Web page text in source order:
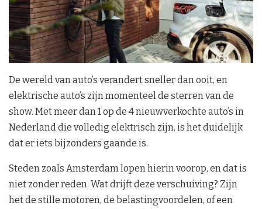
De wereld van auto’s verandert sneller dan ooit, en
elektrische auto’s zijn momenteel de sterren van de
show. Met meer dan 1 op de 4 nieuwverkochte auto’s in
Nederland die volledig elektrisch zijn, is het duidelijk
dat er iets bijzonders gaande is.
Steden zoals Amsterdam lopen hierin voorop, en dat is
niet zonder reden. Wat drijft deze verschuiving? Zijn
het de stille motoren, de belastingvoordelen, of een